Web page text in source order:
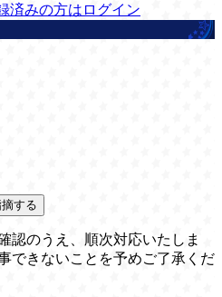
済みの方はログイン
する
認のうえ、順次対応いたしま
できないことを予めご了承くだ